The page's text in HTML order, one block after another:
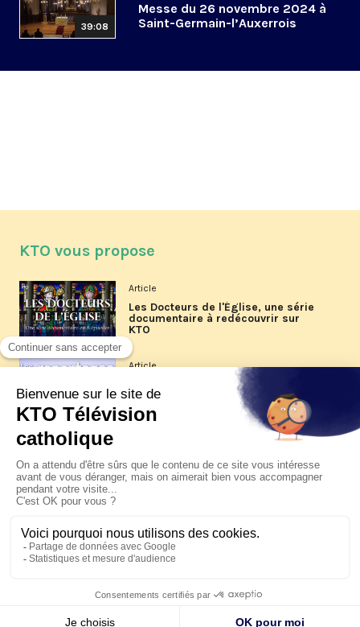
39:08
Messe du 26 novembre 2024 à
Saint-Germain-l’Auxerrois
KTO vous propose
Article
Les Docteurs de l'Église, une série
documentaire à redécouvrir sur
KTO
Article
Les reportages d'été 2026 de KTO
La visite pastorale du pape Léon
XIV à Assise à suivre sur KTO le
jeudi 6 août
Le pape en Uruguay, Argentine et
Pérou du 6 au 17 novembre 2026